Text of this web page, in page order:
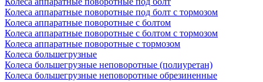
Колеса аппаратные поворотные под болт с тормозом
Колеса аппаратные поворотные с болтом
Колеса аппаратные поворотные с болтом с тормозом
Колеса аппаратные поворотные с тормозом
Колеса большегрузные
Колеса большегрузные неповоротные (полиуретан)
Колеса большегрузные неповоротные обрезиненные